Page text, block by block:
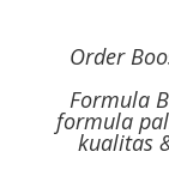
Order
Formula
formula
kualitas